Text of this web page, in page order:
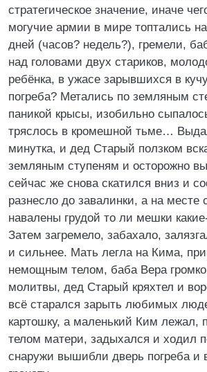
стратегическое значение, иначе
могучие армии в мире топтались
дней (часов? недель?), гремели,
над головами двух стариков,
ребёнка, в ужасе зарывшихся в
погреба? Метались по земляным
паникой крысы, изобильно
тряслось в кромешной тьме…
минутка, и дед Старый ползком
земляным ступеням и осторожно
сейчас же снова скатился вниз и
разнесло до завалинки, а на месте
навалены грудой то ли мешки
Затем загремело, забахало,
и сильнее. Мать легла на Кима,
немощным телом, баба Вера
молитвы, дед Старый кряхтел и
всё старался зарыть любимых
картошку, а маленький Ким лежал,
телом матери, задыхался и ходил
снаружи вышибли дверь погреба и